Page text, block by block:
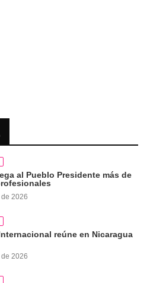
al Pueblo Presidente más de
2026
reúne en Nicaragua
2026